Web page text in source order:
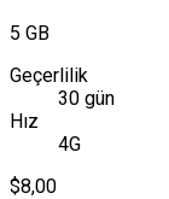
5 GB
Geçerlilik
30 gün
Hız
4G
$8,00